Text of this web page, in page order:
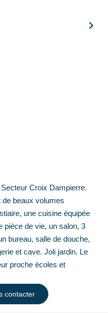
Croix Dampierre.
de beaux volumes
une cuisine équipée
pièce de vie, un salon, 3
bureau, salle de douche,
et cave. Joli jardin. Le
proche écoles et
contacter